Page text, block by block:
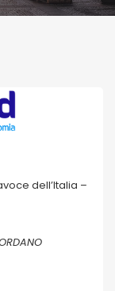
dell’Italia –